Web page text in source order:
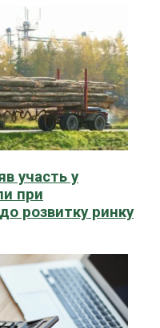
участь у
при
розвитку ринку